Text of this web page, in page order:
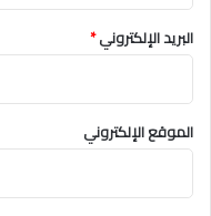
البريد الإلكتروني*
الموقع الإلكتروني